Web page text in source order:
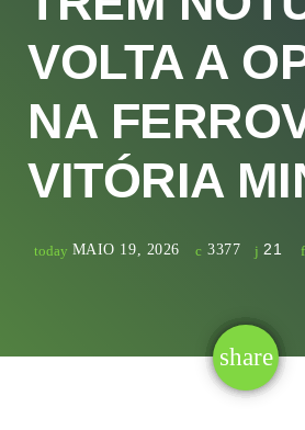
VOLTA A
NA
VITÓRIA
today MAIO 19, 2026 3377 21
share
email